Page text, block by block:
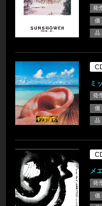
発
価
品
ミ
発
価
品
メ
発
価